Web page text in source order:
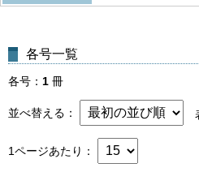
各号一覧
各号 1 冊
並べ替える
1ページあたり